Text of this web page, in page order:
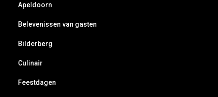
Apeldoorn
Belevenissen van gasten
Bilderberg
Culinair
Feestdagen